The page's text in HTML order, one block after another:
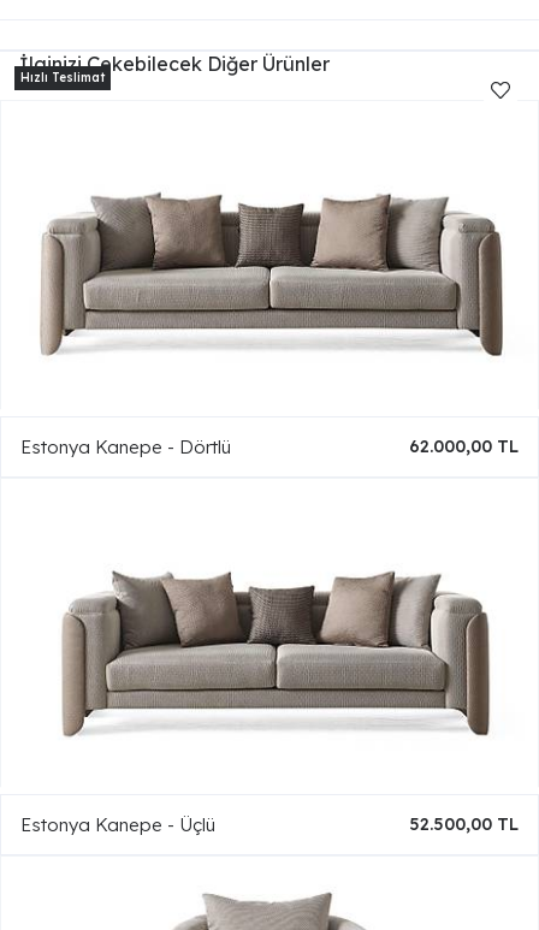
İlginizi Çekebilecek Diğer Ürünler
Estonya Kanepe - Dörtlü 62.000,00 TL
Estonya Kanepe - Üçlü 52.500,00 TL